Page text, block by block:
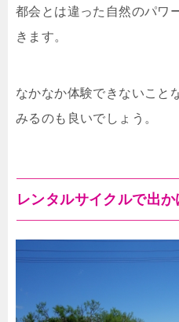
都会とは違った自然のパワ
きます。
なかなか体験できないこと
みるのも良いでしょう。
レンタルサイクルで出